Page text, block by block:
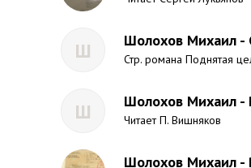
Ш Шолохов Михаил -
Стр. романа Поднятая
Ш Шолохов Михаил -
Читает П. Вишняков
Шолохов Михаил -